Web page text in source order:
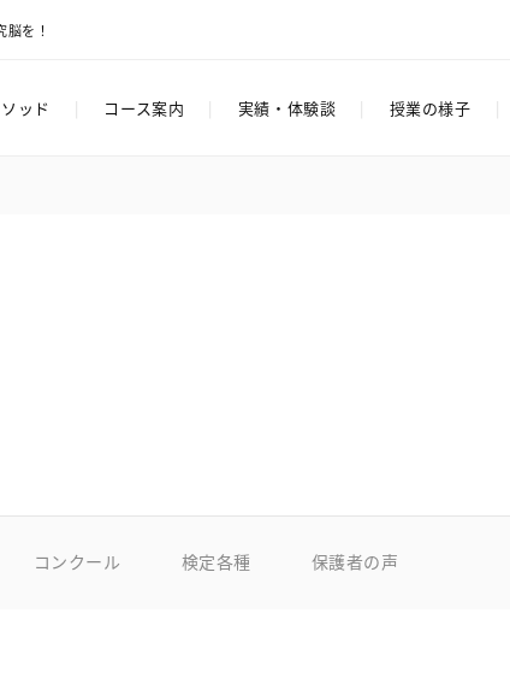
を！
ッド コース案内 実績・体験談 授業の様子
コンクール 検定各種 保護者の声